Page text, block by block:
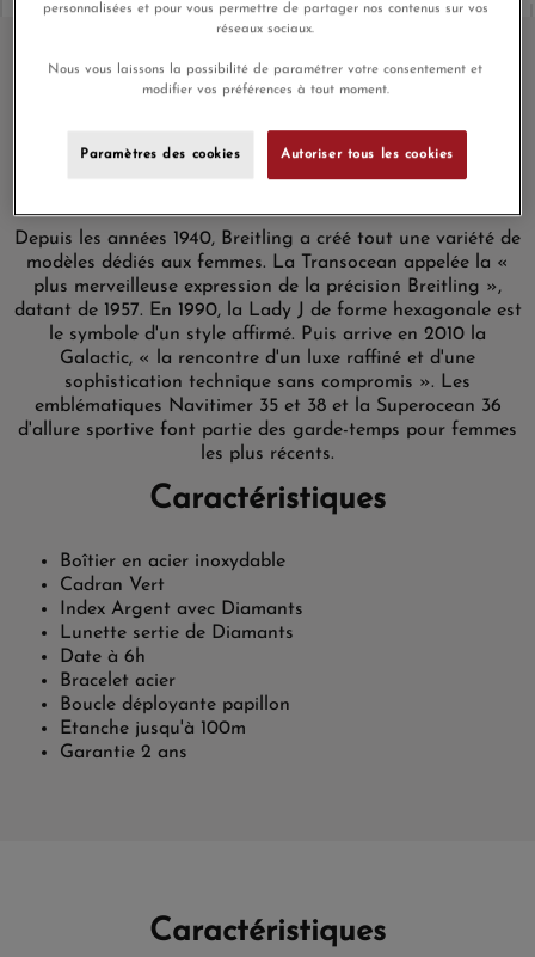
Chronomat Automatique 36mm
Boîtier Acier Cadran Vert Index &
Depuis les années 1940, Breitling a créé tout une variété de
modèles dédiés aux femmes. La Transocean appelée la «
plus merveilleuse expression de la précision Breitling »,
datant de 1957. En 1990, la Lady J de forme hexagonale est
le symbole d'un style affirmé. Puis arrive en 2010 la
Galactic, « la rencontre d'un luxe raffiné et d'une
sophistication technique sans compromis ». Les
emblématiques Navitimer 35 et 38 et la Superocean 36
d'allure sportive font partie des garde-temps pour femmes
les plus récents.
Caractéristiques
Boîtier en acier inoxydable
Cadran Vert
Index Argent avec Diamants
Lunette sertie de Diamants
Date à 6h
Bracelet acier
Boucle déployante papillon
Etanche jusqu'à 100m
Garantie 2 ans
Caractéristiques
personnalisées et pour vous permettre de partager nos contenus sur vos
réseaux sociaux.
Nous vous laissons la possibilité de paramétrer votre consentement et
modifier vos préférences à tout moment.
Paramètres des cookies Autoriser tous les cookies